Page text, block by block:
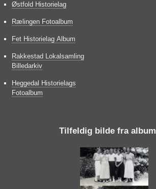
Østfold Historielag
Rælingen Fotoalbum
Fet Historielag Album
Rakkestad Lokalsamling
Billedarkiv
Heggedal Historielags
Fotoalbum
Tilfeldig bilde fra album